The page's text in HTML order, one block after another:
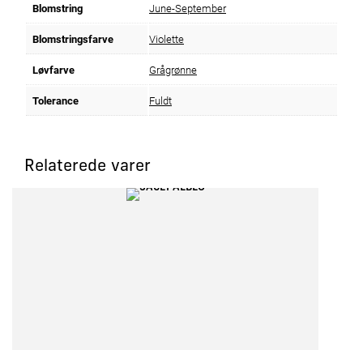
Blomstring June-September
Blomstringsfarve Violette
Løvfarve Grågrønne
Tolerance Fuldt
Relaterede varer